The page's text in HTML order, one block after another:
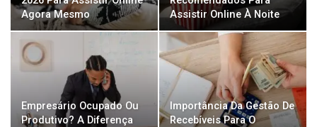
Agora Mesmo
Assistir Online À Noite
Empresário Ocupado Ou
Produtivo? A Diferença
Importância Da Gestão De
Recebíveis Para O